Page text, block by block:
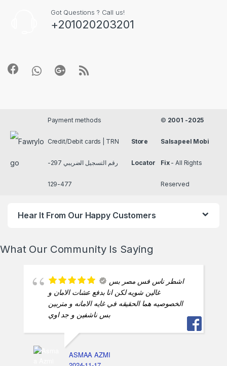
Got Questions ? Call us!
+201020203201
Payment methods
Credit/Debit cards | TRN
رقم التسجيل الضريبي 297-
477-129
Store
Locator
© 2001 -2025
Salsapeel Mobi
Fix- All Rights
Reserved
Hear It From Our Happy Customers
What Our Community Is Saying
اشطر ناس فس مصر بس
غالين شويه لكن انا بدفع عشات الامان و
الخصوصيه هما الحقيقه في غايه الامانه و متربين
بس ناشفين و جد اوي
ASMAA AZMI